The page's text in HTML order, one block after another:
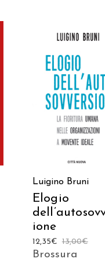
AGGIUNGI AL
CARRELLO
Luigino Bruni
Elogio
ione
13,00€
12,35€
Brossura